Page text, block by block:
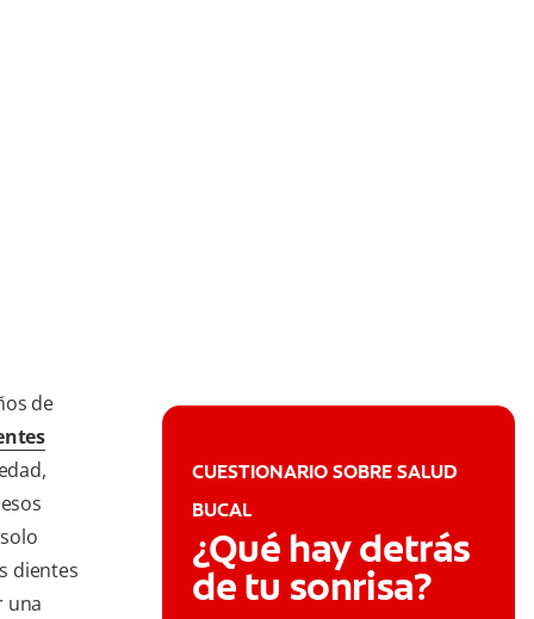
de
dientes
una
CUESTIONARIO SOBRE SALUD
BUCAL
¿Qué hay detrás
de tu sonrisa?